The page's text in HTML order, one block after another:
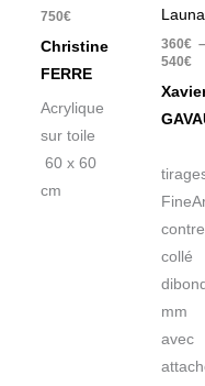
750€
Christine
FERRE
Acrylique
sur toile
60 x 60
cm
360€ –
540€
collé
mm
avec